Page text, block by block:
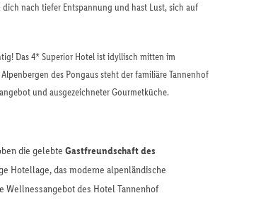
nach tiefer Entspannung und hast Lust, sich auf
Das 4* Superior Hotel ist idyllisch mitten im
des Pongaus steht der familiäre Tannenhof
und ausgezeichneter Gourmetküche.
die gelebte Gastfreundschaft des
Hotellage, das moderne alpenländische
Wellnessangebot des Hotel Tannenhof